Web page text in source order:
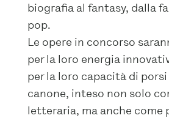
biografia al fantasy, dalla
pop.
Le opere in concorso
per la loro energia
per la loro capacità di
canone, inteso non solo
letteraria, ma anche come